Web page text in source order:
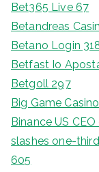
Bet365 Live 67
Betandreas
Betano Login
Betfast Io
Betgoll 297
Big Game
Binance US
slashes one-
605